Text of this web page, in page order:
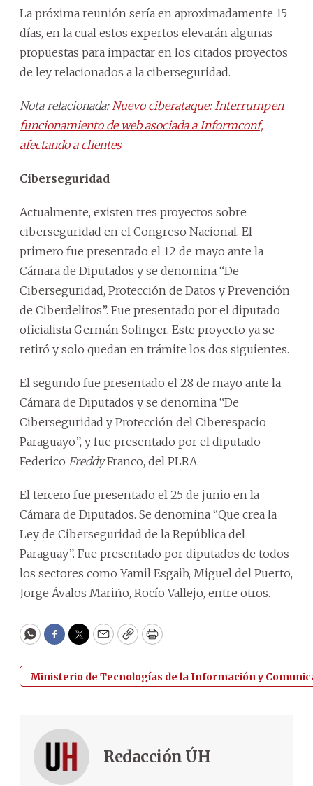
La próxima reunión sería en aproximadamente 15
días, en la cual estos expertos elevarán algunas
propuestas para impactar en los citados proyectos
de ley relacionados a la ciberseguridad.
Nota relacionada: Nuevo ciberataque: Interrumpen
funcionamiento de web asociada a Informconf,
afectando a clientes
Ciberseguridad
Actualmente, existen tres proyectos sobre
ciberseguridad en el Congreso Nacional. El
primero fue presentado el 12 de mayo ante la
Cámara de Diputados y se denomina “De
Ciberseguridad, Protección de Datos y Prevención
de Ciberdelitos”. Fue presentado por el diputado
oficialista Germán Solinger. Este proyecto ya se
retiró y solo quedan en trámite los dos siguientes.
El segundo fue presentado el 28 de mayo ante la
Cámara de Diputados y se denomina “De
Ciberseguridad y Protección del Ciberespacio
Paraguayo”, y fue presentado por el diputado
Federico FreddyFranco, del PLRA.
El tercero fue presentado el 25 de junio en la
Cámara de Diputados. Se denomina “Que crea la
Ley de Ciberseguridad de la República del
Paraguay”. Fue presentado por diputados de todos
los sectores como Yamil Esgaib, Miguel del Puerto,
Jorge Ávalos Mariño, Rocío Vallejo, entre otros.
WhatsApp
Facebook
Twitter
EmailCopyPrint
Ministerio de Tecnologías de la Información y
Redacción ÚH